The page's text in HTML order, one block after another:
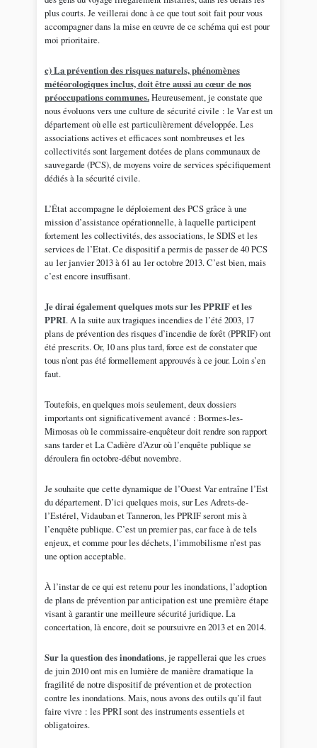
plus courts. Je veillerai donc à ce que tout soit fait pour vous
accompagner dans la mise en œuvre de ce schéma qui est pour
moi prioritaire.
c) La prévention des risques naturels, phénomènes
météorologiques inclus, doit être aussi au cœur de nos
préoccupations communes.Heureusement, je constate que
nous évoluons vers une culture de sécurité civile : le Var est un
département où elle est particulièrement développée. Les
associations actives et efficaces sont nombreuses et les
collectivités sont largement dotées de plans communaux de
sauvegarde (PCS), de moyens voire de services spécifiquement
dédiés à la sécurité civile.
L’État accompagne le déploiement des PCS grâce à une
mission d’assistance opérationnelle, à laquelle participent
fortement les collectivités, des associations, le SDIS et les
services de l’Etat. Ce dispositif a permis de passer de 40 PCS
au 1er janvier 2013 à 61 au 1er octobre 2013. C’est bien, mais
c’est encore insuffisant.
Je dirai également quelques mots sur les PPRIF et les
PPRI. A la suite aux tragiques incendies de l’été 2003, 17
plans de prévention des risques d’incendie de forêt (PPRIF) ont
été prescrits. Or, 10 ans plus tard, force est de constater que
tous n’ont pas été formellement approuvés à ce jour. Loin s’en
faut.
Toutefois, en quelques mois seulement, deux dossiers
importants ont significativement avancé : Bormes-les-
Mimosas où le commissaire-enquêteur doit rendre son rapport
sans tarder et La Cadière d’Azur où l’enquête publique se
déroulera fin octobre-début novembre.
Je souhaite que cette dynamique de l’Ouest Var entraîne l’Est
du département. D’ici quelques mois, sur Les Adrets-de-
l’Estérel, Vidauban et Tanneron, les PPRIF seront mis à
l’enquête publique. C’est un premier pas, car face à de tels
enjeux, et comme pour les déchets, l’immobilisme n’est pas
une option acceptable.
À l’instar de ce qui est retenu pour les inondations, l’adoption
de plans de prévention par anticipation est une première étape
visant à garantir une meilleure sécurité juridique. La
concertation, là encore, doit se poursuivre en 2013 et en 2014.
Sur la question des inondations, je rappellerai que les crues
de juin 2010 ont mis en lumière de manière dramatique la
fragilité de notre dispositif de prévention et de protection
contre les inondations. Mais, nous avons des outils qu’il faut
faire vivre : les PPRI sont des instruments essentiels et
obligatoires.